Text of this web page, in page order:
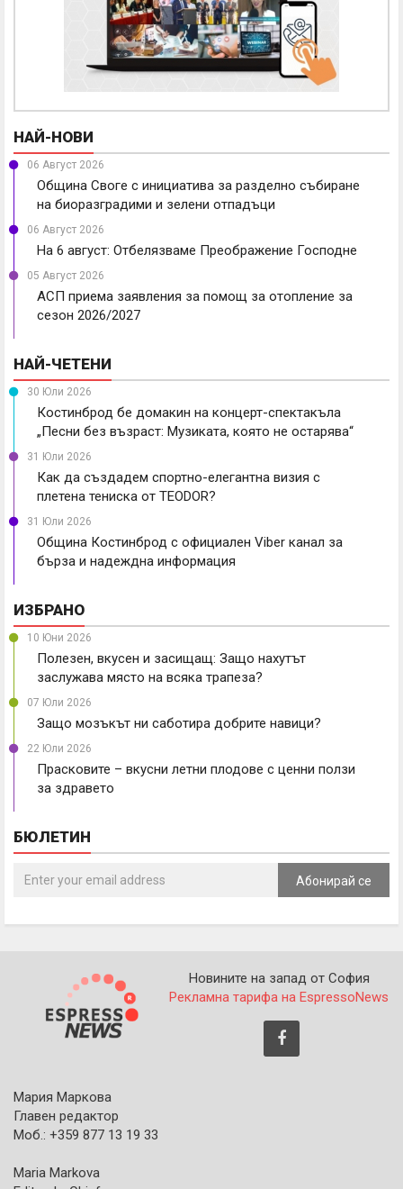
НАЙ-НОВИ
06 Август 2026
Община Своге с инициатива за разделно събиране
на биоразградими и зелени отпадъци
06 Август 2026
На 6 август: Отбелязваме Преображение Господне
05 Август 2026
АСП приема заявления за помощ за отопление за
сезон 2026/2027
НАЙ-ЧЕТЕНИ
30 Юли 2026
Костинброд бе домакин на концерт-спектакъла
„Песни без възраст: Музиката, която не остарява“
31 Юли 2026
Как да създадем спортно-елегантна визия с
плетена тениска от TEODOR?
31 Юли 2026
Община Костинброд с официален Viber канал за
бърза и надеждна информация
ИЗБРАНО
10 Юни 2026
Полезен, вкусен и засищащ: Защо нахутът
заслужава място на всяка трапеза?
07 Юли 2026
Защо мозъкът ни саботира добрите навици?
22 Юли 2026
Прасковите – вкусни летни плодове с ценни ползи
за здравето
БЮЛЕТИН
Абонирай се
Новините на запад от София
Рекламна тарифа на EspressoNews
Мария Маркова
Главен редактор
Моб.: +359 877 13 19 33
Maria Markova